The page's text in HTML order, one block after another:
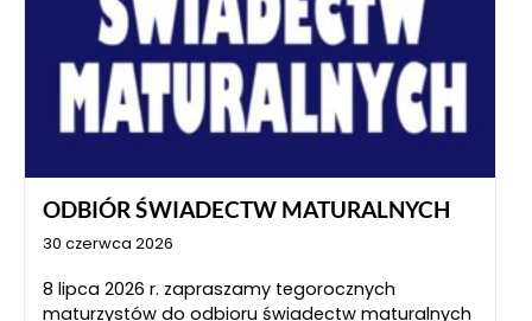
ODBIÓR ŚWIADECTW MATURALNYCH
30 czerwca 2026
8 lipca 2026 r. zapraszamy tegorocznych
maturzystów do odbioru świadectw maturalnych